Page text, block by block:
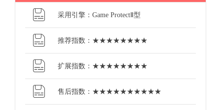
采用引擎：Game ProtectⅡ型
推荐指数：★★★★★★★★
扩展指数：★★★★★★★★
售后指数：★★★★★★★★★★